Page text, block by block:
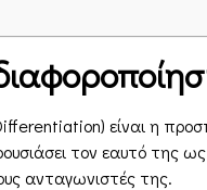
είναι η
τον εαυτό της
ανταγωνιστές της.